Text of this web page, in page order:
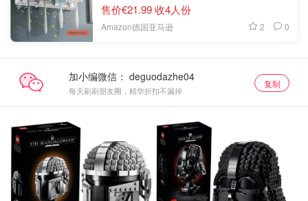
售价€21.99 收4人份
Amazon德国亚马逊 2 0
加小编微信：
每天刷刷朋友圈，精华折扣不漏掉
复制